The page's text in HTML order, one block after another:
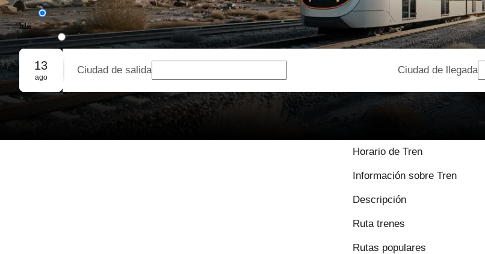
Ida
Ida y vuelta
Reserva grupal
13
ago
Ciudad de salida Ciudad de llegada
Horario de Tren
Información sobre Tren
Descripción
Ruta trenes
Rutas populares